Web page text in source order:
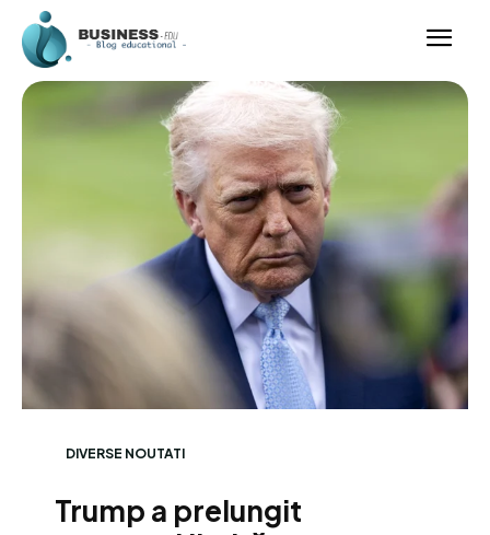
DIVERSE NOUTATI
Trump a prelungit